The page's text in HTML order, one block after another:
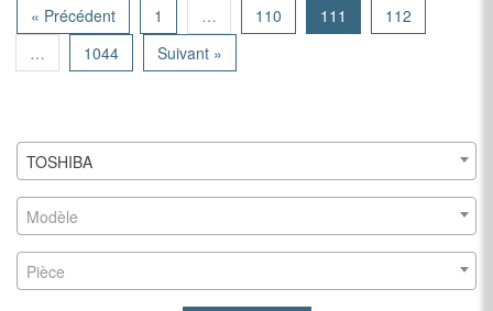
« Précédent 1 … 110 111
112
…
1044 Suivant »
TOSHIBA
Modèle
Pièce